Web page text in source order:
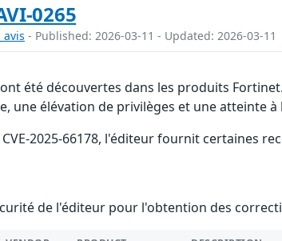
0265
- Published: 2026-03-11 - Updated: 2026-03-11
été découvertes dans les produits
une élévation de privilèges et une atteinte
2025-66178, l'éditeur fournit certaines
de l'éditeur pour l'obtention des